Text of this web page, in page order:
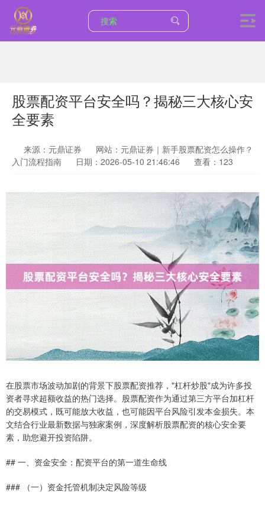
股票配资平台安全吗？揭秘三大核心安
全要素
来源：元鼎证券
网站：元鼎证券｜新手股票配资怎么操作？
入门流程指南
日期：2026-05-10 21:46:46 查看：123
在股票市场波动加剧的背景下股票配资推荐，"杠杆炒股"成为许多投
资者寻求超额收益的热门选择。股票配资作为通过第三方平台加杠杆
的交易模式，既可能放大收益，也可能因平台风险引发本金损失。本
文结合行业最新数据与独家案例，深度解析股票配资的核心安全要
素，助您避开投资陷阱。
## 一、资金安全：配资平台的第一道生命线
### （一）资金托管机制决定风险等级